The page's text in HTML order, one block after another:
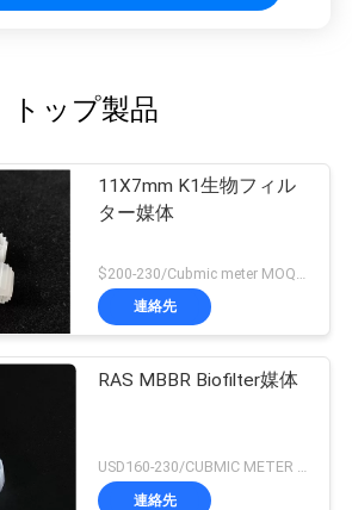
トップ製品
11X7mm K1生物フィル
ター媒体
連絡先
RAS MBBR Biofilter媒体
USD160-230/CUBMIC METER MOQ:1CubmicMeter
連絡先